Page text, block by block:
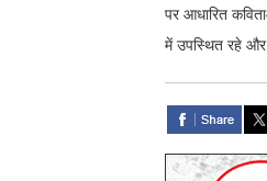
पर आधारित
में उपस्थित रहे